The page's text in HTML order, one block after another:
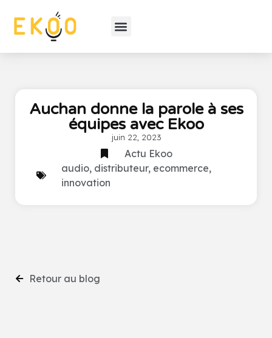
Auchan donne la parole à ses
équipes avec Ekoo
juin 22, 2023
Actu Ekoo
audio, distributeur, ecommerce,
innovation
Retour au blog